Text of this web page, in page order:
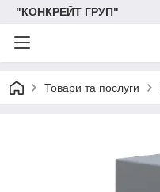
"КОНКРЕЙТ ГРУП"
Товари та послуги